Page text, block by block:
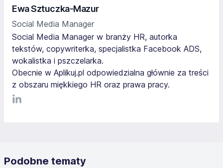
Ewa Sztuczka-Mazur
Social Media Manager
Social Media Manager w branży HR, autorka
tekstów, copywriterka, specjalistka Facebook ADS,
wokalistka i pszczelarka.
Obecnie w Aplikuj.pl odpowiedzialna głównie za treści
z obszaru miękkiego HR oraz prawa pracy.
LinkediIn
Podobne tematy